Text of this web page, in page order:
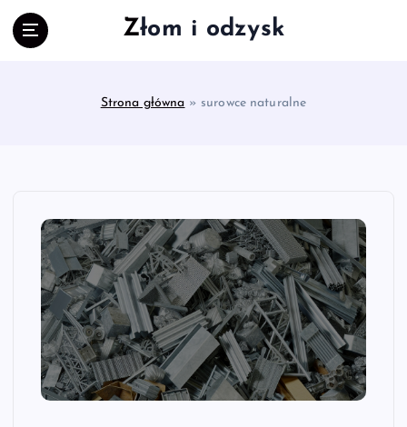
Złom i odzysk
Strona główna » surowce naturalne